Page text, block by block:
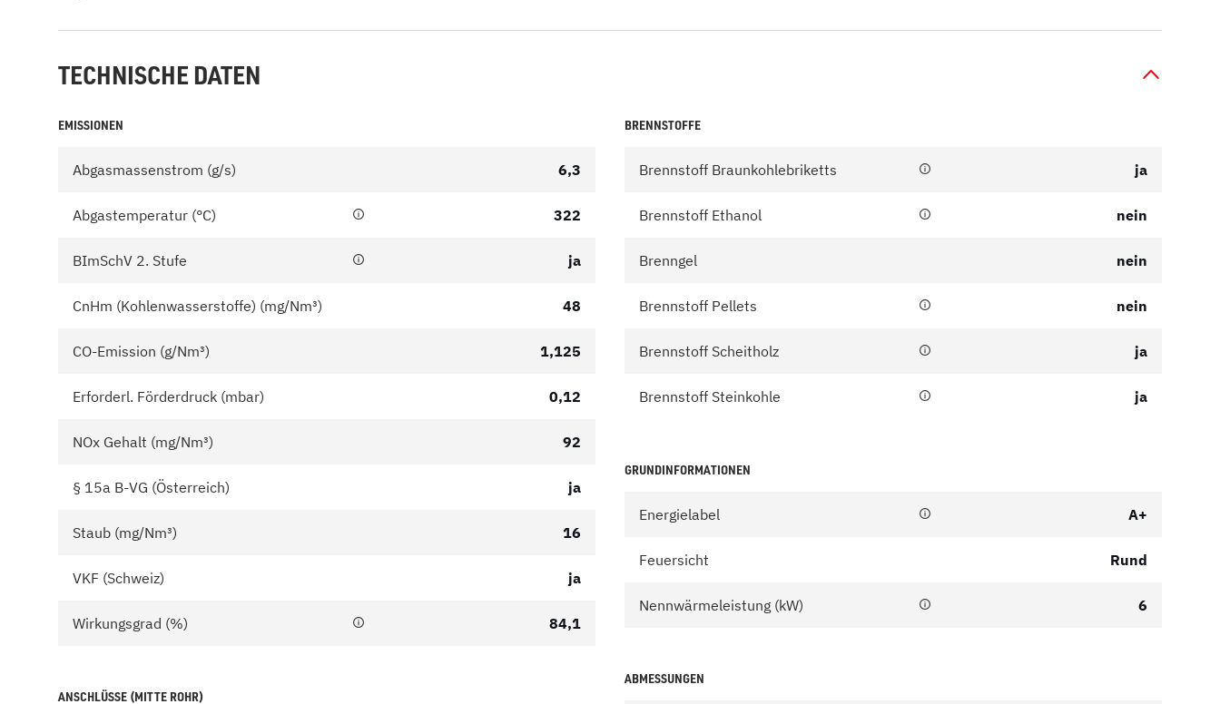
TECHNISCHE DATEN
EMISSIONEN
Abgasmassenstrom (g/s) 6,3
Abgastemperatur (°C) 322
BImSchV 2. Stufe ja
CnHm (Kohlenwasserstoffe) (mg/Nm³) 48
CO-Emission (g/Nm³) 1,125
Erforderl. Förderdruck (mbar) 0,12
NOx Gehalt (mg/Nm³) 92
§ 15a B-VG (Österreich) ja
Staub (mg/Nm³) 16
VKF (Schweiz) ja
Wirkungsgrad (%) 84,1
ANSCHLÜSSE (MITTE ROHR)
BRENNSTOFFE
Brennstoff Braunkohlebriketts ja
Brennstoff Ethanol nein
Brenngel nein
Brennstoff Pellets nein
Brennstoff Scheitholz ja
Brennstoff Steinkohle ja
GRUNDINFORMATIONEN
Energielabel A+
Feuersicht Rund
Nennwärmeleistung (kW) 6
ABMESSUNGEN